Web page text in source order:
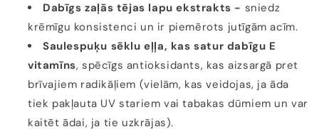
Dabīgs zaļās tējas lapu ekstrakts - sniedz
krēmīgu konsistenci un ir piemērots jutīgām acīm.
Saulespuķu sēklu eļļa, kas satur dabīgu E
vitamīns, spēcīgs antioksidants, kas aizsargā pret
brīvajiem radikāļiem (vielām, kas veidojas, ja āda
tiek pakļauta UV stariem vai tabakas dūmiem un var
kaitēt ādai, ja tie uzkrājas).